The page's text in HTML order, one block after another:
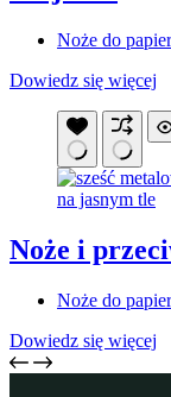
Noże do
Dowiedz się więcej
Noże i
Noże do
Dowiedz się więcej